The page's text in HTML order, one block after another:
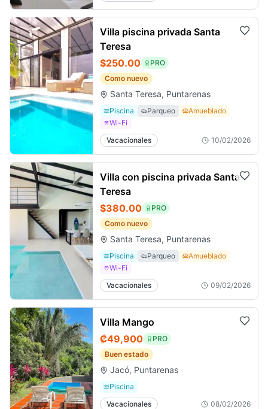
Villa piscina privada Santa
Teresa
$250.00
PRO
Como nuevo
Santa Teresa, Puntarenas
Piscina Parqueo
Amueblado
Wi-Fi
Vacacionales
10/02/2026
Villa con piscina privada Santa
Teresa
$380.00
PRO
Como nuevo
Santa Teresa, Puntarenas
Piscina Parqueo
Amueblado
Wi-Fi
Vacacionales
09/02/2026
Villa Mango
₡49,900
PRO
Buen estado
Jacó, Puntarenas
Piscina
Vacacionales
08/02/2026